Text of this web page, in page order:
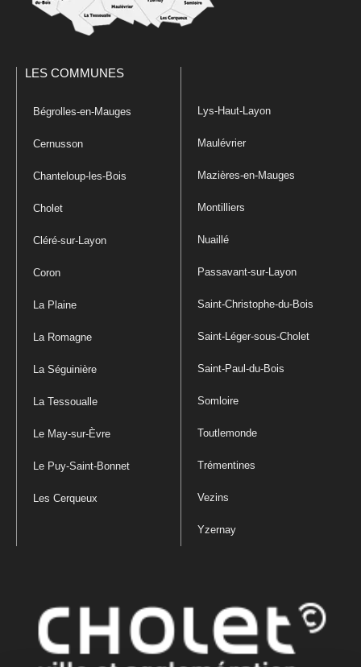
LES COMMUNES
Bégrolles-en-Mauges
Cernusson
Chanteloup-les-Bois
Cholet
Cléré-sur-Layon
Coron
La Plaine
La Romagne
La Séguinière
La Tessoualle
Le May-sur-Èvre
Le Puy-Saint-Bonnet
Les Cerqueux
Lys-Haut-Layon
Maulévrier
Mazières-en-Mauges
Montilliers
Nuaillé
Passavant-sur-Layon
Saint-Christophe-du-Bois
Saint-Léger-sous-Cholet
Saint-Paul-du-Bois
Somloire
Toutlemonde
Trémentines
Vezins
Yzernay